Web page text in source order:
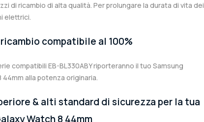
di ricambio di alta qualità. Per prolungare la durata di vita dei
elettrici.
compatibile al 100%
compatibili EB-BL330ABY riporteranno il tuo Samsung
44mm alla potenza originaria.
& alti standard di sicurezza per la tua
Watch 8 44mm